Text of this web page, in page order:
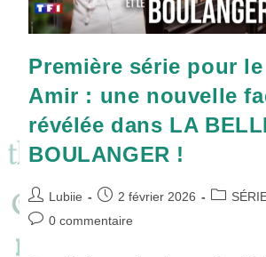
Première série pour
Amir : une nouvelle
révélée dans LA
BOULANGER !
Auteur/autrice
de
Lubiie
Publication
publiée :
2 février 2026
Post
Commentaires
0 commentaire